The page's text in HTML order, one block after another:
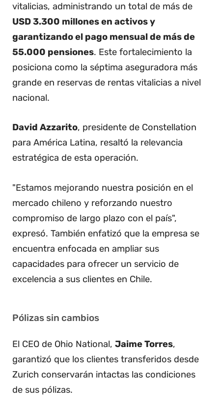
vitalicias, administrando un total de más de
USD 3.300 millones en activos y
garantizando el pago mensual de más de
55.000 pensiones. Este fortalecimiento la
posiciona como la séptima aseguradora más
grande en reservas de rentas vitalicias a nivel
nacional.
David Azzarito, presidente de Constellation
para América Latina, resaltó la relevancia
estratégica de esta operación.
"Estamos mejorando nuestra posición en el
mercado chileno y reforzando nuestro
compromiso de largo plazo con el país",
expresó. También enfatizó que la empresa se
encuentra enfocada en ampliar sus
capacidades para ofrecer un servicio de
excelencia a sus clientes en Chile.
Pólizas sin cambios
El CEO de Ohio National, Jaime Torres,
garantizó que los clientes transferidos desde
Zurich conservarán intactas las condiciones
de sus pólizas.